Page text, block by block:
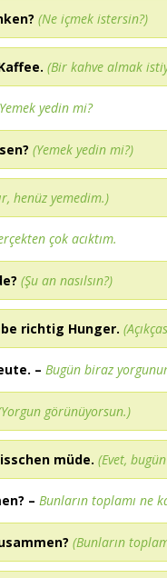
(Ne içmek istersin?)
(Bir kahve almak
Yemek yedin mi?
(Yemek yedin mi?)
henüz yemedim.)
çok acıktım.
(Şu an nasılsın?)
richtig Hunger.
– Bugün biraz
görünüyorsun.)
müde. (Evet,
– Bunların toplamı ne
(Bunların